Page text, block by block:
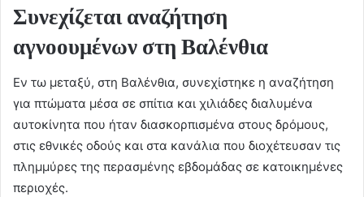
Συνεχίζεται αναζήτηση
αγνοουμένων στη Βαλένθια
Εν τω μεταξύ, στη Βαλένθια, συνεχίστηκε η αναζήτηση
για πτώματα μέσα σε σπίτια και χιλιάδες διαλυμένα
αυτοκίνητα που ήταν διασκορπισμένα στους δρόμους,
στις εθνικές οδούς και στα κανάλια που διοχέτευσαν τις
πλημμύρες της περασμένης εβδομάδας σε κατοικημένες
περιοχές.